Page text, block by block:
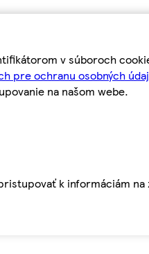
v súboroch
pre ochranu osobných
na našom webe.
k informáciám na